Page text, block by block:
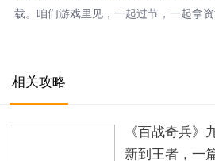
载。咱们游戏里见，一起过节，一起拿资
相关攻略
《百战奇兵》
新到王者，一